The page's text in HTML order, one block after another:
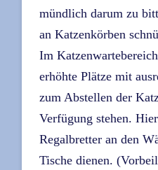
mündlich darum zu
an Katzenkörben
Im
erhöhte Plätze mit
zum Abstellen der
Verfügung stehen.
Regalbretter an den
Tische dienen.